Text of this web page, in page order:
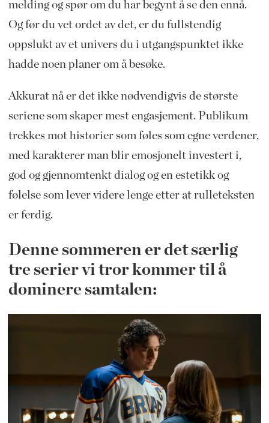
melding og spør om du har begynt å se den ennå.
Og før du vet ordet av det, er du fullstendig
oppslukt av et univers du i utgangspunktet ikke
hadde noen planer om å besøke.
Akkurat nå er det ikke nødvendigvis de største
seriene som skaper mest engasjement. Publikum
trekkes mot historier som føles som egne verdener,
med karakterer man blir emosjonelt investert i,
god og gjennomtenkt dialog og en estetikk og
følelse som lever videre lenge etter at rulleteksten
er ferdig.
Denne sommeren er det særlig
tre serier vi tror kommer til å
dominere samtalen: